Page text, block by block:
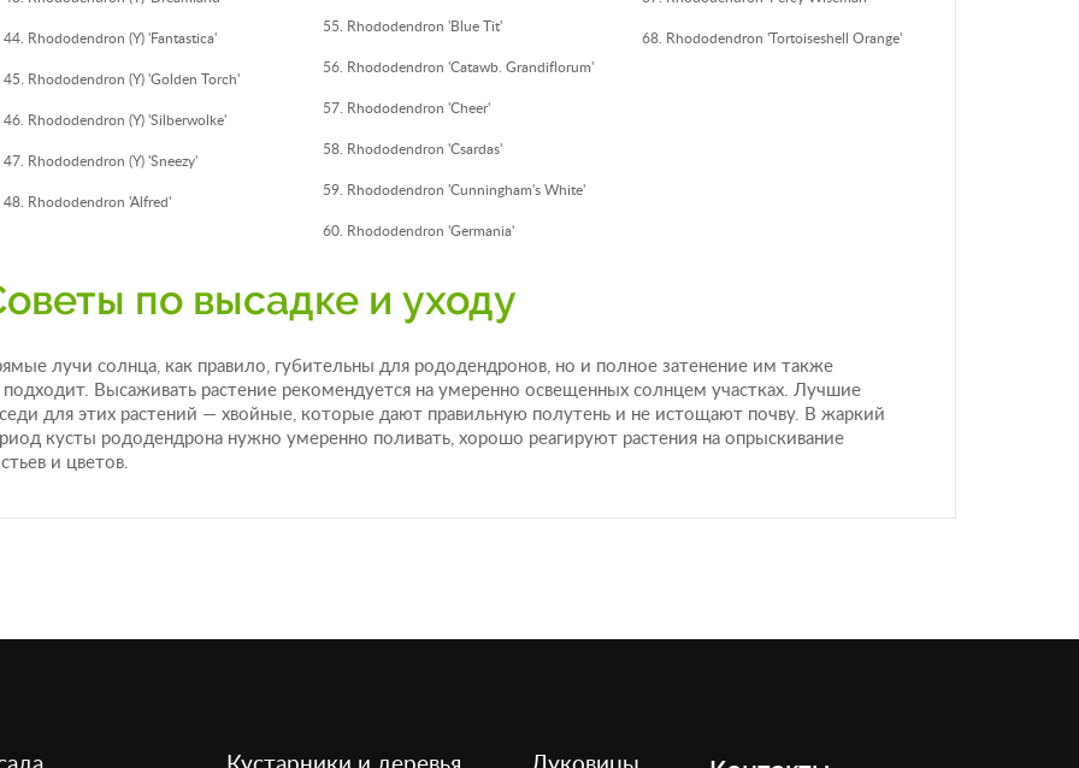
Rhododendron (Y) 'Fantastica'
Rhododendron (Y) 'Golden Torch'
Rhododendron (Y) 'Silberwolke'
Rhododendron (Y) 'Sneezy'
Rhododendron 'Alfred'
Rhododendron 'Blue Tit'
Rhododendron 'Catawb. Grandiflorum'
Rhododendron 'Cheer'
Rhododendron 'Csardas'
Rhododendron 'Cunningham's White'
Rhododendron 'Germania'
Rhododendron 'Tortoiseshell Orange'
по высадке и уходу
лучи солнца, как правило, губительны для рододендронов, но и полное затенение им также
подходит. Высаживать растение рекомендуется на умеренно освещенных солнцем участках. Лучшие
для этих растений — хвойные, которые дают правильную полутень и не истощают почву. В жаркий
кусты рододендрона нужно умеренно поливать, хорошо реагируют растения на опрыскивание
и цветов.